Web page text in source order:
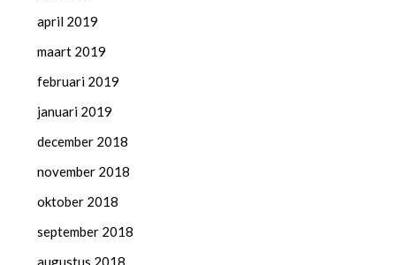
april 2019
maart 2019
februari 2019
januari 2019
december 2018
november 2018
oktober 2018
september 2018
augustus 2018